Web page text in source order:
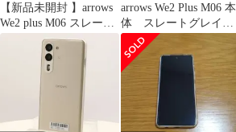
【新品未開封 】arrows
We2 plus M06 スレート
arrows We2 Plus M06 本
体 スレートグレイ
楽天版